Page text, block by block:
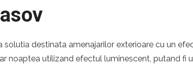
solutia destinata amenajarilor exterioare cu un
noaptea utilizand efectul luminescent, putand fi